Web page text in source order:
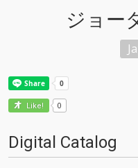
ジョー
Like! 0
Digital Catalog